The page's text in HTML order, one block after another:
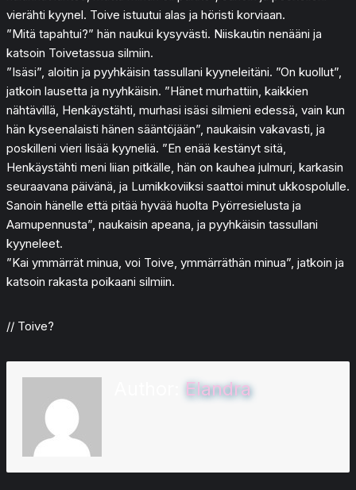
vierähti kyynel. Toive istuutui alas ja höristi korviaan.
”Mitä tapahtui?” hän naukui kysyvästi. Niiskautin nenääni ja
katsoin Toivetassua silmiin.
”Isäsi”, aloitin ja pyyhkäisin tassullani kyyneleitäni. ”On kuollut”,
jatkoin lausetta ja nyyhkäisin. ”Hänet murhattiin, kaikkien
nähtävillä, Henkäystähti, murhasi isäsi silmieni edessä, vain kun
hän kyseenalaisti hänen sääntöjään”, naukaisin vakavasti, ja
poskilleni vieri lisää kyyneliä. ”En enää kestänyt sitä,
Henkäystähti meni liian pitkälle, hän on kauhea julmuri, karkasin
seuraavana päivänä, ja Lumikkoviiksi saattoi minut ukkospolulle.
Sanoin hänelle että pitää hyvää huolta Pyörresielusta ja
Aamupennusta”, naukaisin apeana, ja pyyhkäisin tassullani
kyyneleet.
”Kai ymmärrät minua, voi Toive, ymmärräthän minua”, jatkoin ja
katsoin rakasta poikaani silmiin.
// Toive?
Elandra